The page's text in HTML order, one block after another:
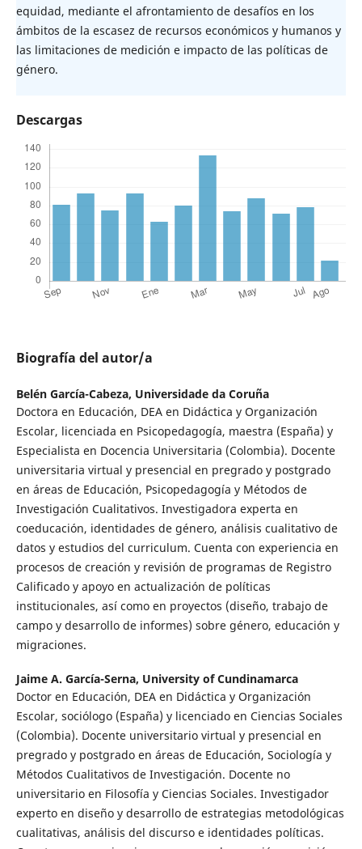
equidad, mediante el afrontamiento de desafíos en los
ámbitos de la escasez de recursos económicos y humanos y
las limitaciones de medición e impacto de las políticas de
género.
Descargas
Biografía del autor/a
Belén García-Cabeza, Universidade da Coruña
Doctora en Educación, DEA en Didáctica y Organización
Escolar, licenciada en Psicopedagogía, maestra (España) y
Especialista en Docencia Universitaria (Colombia). Docente
universitaria virtual y presencial en pregrado y postgrado
en áreas de Educación, Psicopedagogía y Métodos de
Investigación Cualitativos. Investigadora experta en
coeducación, identidades de género, análisis cualitativo de
datos y estudios del curriculum. Cuenta con experiencia en
procesos de creación y revisión de programas de Registro
Calificado y apoyo en actualización de políticas
institucionales, así como en proyectos (diseño, trabajo de
campo y desarrollo de informes) sobre género, educación y
migraciones.
Jaime A. García-Serna, University of Cundinamarca
Doctor en Educación, DEA en Didáctica y Organización
Escolar, sociólogo (España) y licenciado en Ciencias Sociales
(Colombia). Docente universitario virtual y presencial en
pregrado y postgrado en áreas de Educación, Sociología y
Métodos Cualitativos de Investigación. Docente no
universitario en Filosofía y Ciencias Sociales. Investigador
experto en diseño y desarrollo de estrategias metodológicas
cualitativas, análisis del discurso e identidades políticas.